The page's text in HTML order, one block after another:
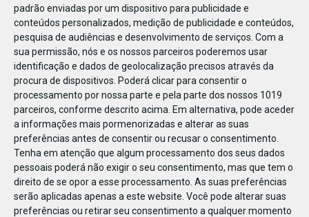
padrão enviadas por um dispositivo para publicidade e
conteúdos personalizados, medição de publicidade e conteúdos,
pesquisa de audiências e desenvolvimento de serviços. Com a
sua permissão, nós e os nossos parceiros poderemos usar
identificação e dados de geolocalização precisos através da
procura de dispositivos. Poderá clicar para consentir o
processamento por nossa parte e pela parte dos nossos 1019
parceiros, conforme descrito acima. Em alternativa, pode aceder
a informações mais pormenorizadas e alterar as suas
preferências antes de consentir ou recusar o consentimento.
Tenha em atenção que algum processamento dos seus dados
pessoais poderá não exigir o seu consentimento, mas que tem o
direito de se opor a esse processamento. As suas preferências
serão aplicadas apenas a este website. Você pode alterar suas
preferências ou retirar seu consentimento a qualquer momento
1182791580747777